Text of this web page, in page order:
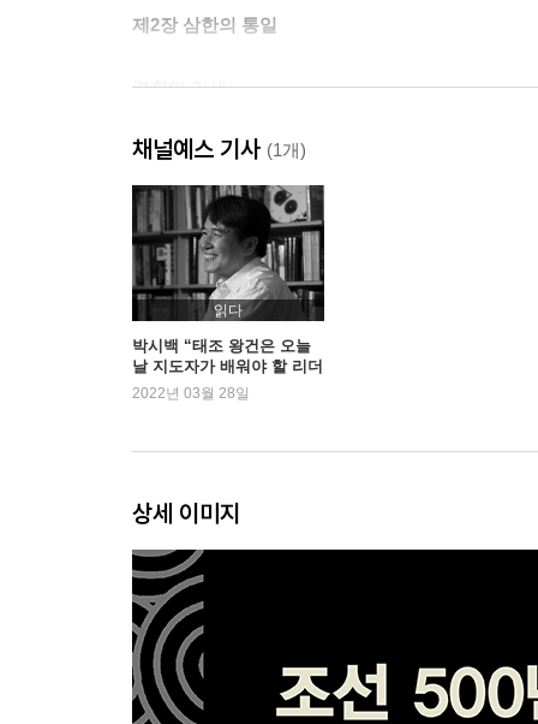
제2장 삼한의 통일
견훤의 기세
민심의 향배
견훤이 오고, 경순왕도 오고
통일 고려의 시작
제3장 호족의 나라
태조의 정치
훈요 10조
제2대 왕 혜종
제4장 개혁하는 고려
광종의 개혁
냉혹한 숙청
경종 6년
언로를 열다
성종의 제도개혁
채널예스 기사 (1개)
읽다
박시백 “태조 왕건은 오늘
날 지도자가 배워야 할 리더
십의 모범”
2022년 03월 28일
상세 이미지